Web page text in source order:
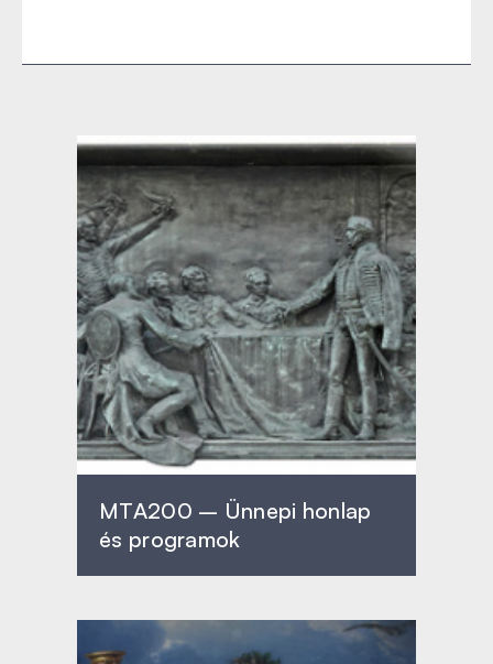
MTA200 – Ünnepi honlap
és programok